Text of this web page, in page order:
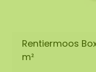
Rentiermoos
m²